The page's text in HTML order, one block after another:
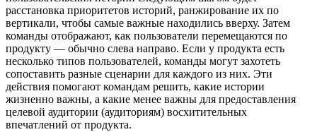
расстановка приоритетов историй, ранжирование их по
вертикали, чтобы самые важные находились вверху. Затем
команды отображают, как пользователи перемещаются по
продукту — обычно слева направо. Если у продукта есть
несколько типов пользователей, команды могут захотеть
сопоставить разные сценарии для каждого из них. Эти
действия помогают командам решить, какие истории
жизненно важны, а какие менее важны для предоставления
целевой аудитории (аудиториям) восхитительных
впечатлений от продукта.